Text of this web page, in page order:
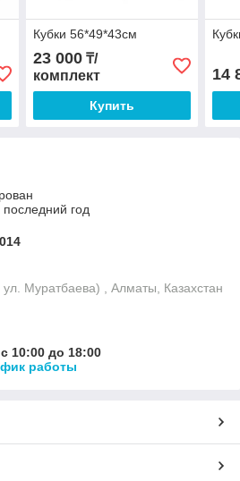
Кубки 56*49*43см
23 000₸/
комплект
Купить
14
год
ул. Муратбаева) , Алматы, Казахстан
10:00 до 18:00
работы